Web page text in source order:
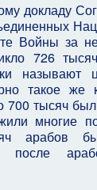
докладу
Войны за
726
такое же
700 тысяч
многие
арабов
после